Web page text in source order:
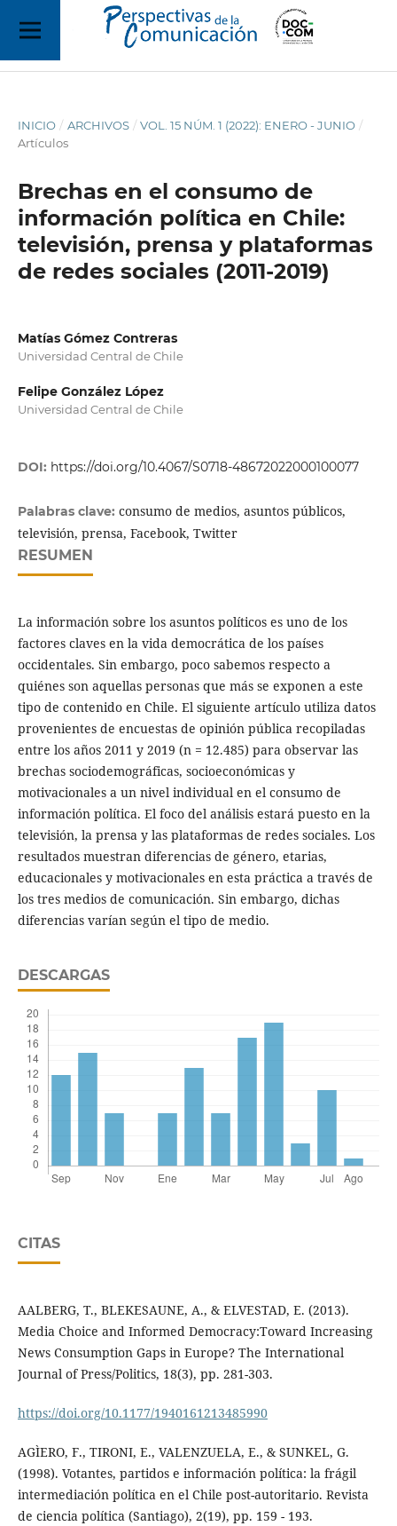
INICIO / ARCHIVOS / VOL. 15 NÚM. 1 (2022): ENERO - JUNIO /
Artículos
Brechas en el consumo de
información política en Chile:
televisión, prensa y plataformas
de redes sociales (2011-2019)
Matías Gómez Contreras
Universidad Central de Chile
Felipe González López
Universidad Central de Chile
DOI: https://doi.org/10.4067/S0718-48672022000100077
Palabras clave: consumo de medios, asuntos públicos,
televisión, prensa, Facebook, Twitter
RESUMEN
La información sobre los asuntos políticos es uno de los
factores claves en la vida democrática de los países
occidentales. Sin embargo, poco sabemos respecto a
quiénes son aquellas personas que más se exponen a este
tipo de contenido en Chile. El siguiente artículo utiliza datos
provenientes de encuestas de opinión pública recopiladas
entre los años 2011 y 2019 (n = 12.485) para observar las
brechas sociodemográficas, socioeconómicas y
motivacionales a un nivel individual en el consumo de
información política. El foco del análisis estará puesto en la
televisión, la prensa y las plataformas de redes sociales. Los
resultados muestran diferencias de género, etarias,
educacionales y motivacionales en esta práctica a través de
los tres medios de comunicación. Sin embargo, dichas
diferencias varían según el tipo de medio.
DESCARGAS
CITAS
AALBERG, T., BLEKESAUNE, A., & ELVESTAD, E. (2013).
Media Choice and Informed Democracy:Toward Increasing
News Consumption Gaps in Europe? The International
Journal of Press/Politics, 18(3), pp. 281-303.
https://doi.org/10.1177/1940161213485990
AGÌERO, F., TIRONI, E., VALENZUELA, E., & SUNKEL, G.
(1998). Votantes, partidos e información política: la frágil
intermediación política en el Chile post-autoritario. Revista
de ciencia política (Santiago), 2(19), pp. 159 - 193.